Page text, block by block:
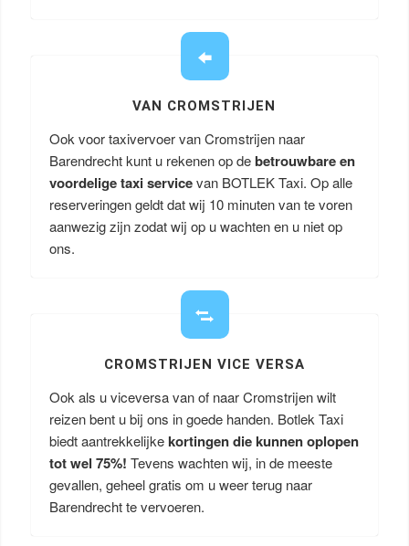
VAN CROMSTRIJEN
Ook voor taxivervoer van Cromstrijen naar
Barendrecht kunt u rekenen op debetrouwbare en
voordelige taxi servicevan BOTLEK Taxi. Op alle
reserveringen geldt dat wij 10 minuten van te voren
aanwezig zijn zodat wij op u wachten en u niet op
ons.
CROMSTRIJEN VICE VERSA
Ook als u viceversa van of naar Cromstrijen wilt
reizen bent u bij ons in goede handen. Botlek Taxi
biedt aantrekkelijkekortingen die kunnen oplopen
tot wel 75%! Tevens wachten wij, in de meeste
gevallen, geheel gratis om u weer terug naar
Barendrecht te vervoeren.